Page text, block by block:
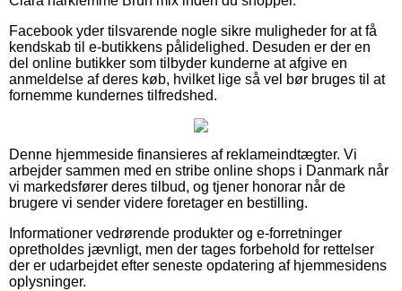
Facebook yder tilsvarende nogle sikre muligheder for at få
kendskab til e-butikkens pålidelighed. Desuden er der en
del online butikker som tilbyder kunderne at afgive en
anmeldelse af deres køb, hvilket lige så vel bør bruges til at
fornemme kundernes tilfredshed.
Denne hjemmeside finansieres af reklameindtægter. Vi
arbejder sammen med en stribe online shops i Danmark når
vi markedsfører deres tilbud, og tjener honorar når de
brugere vi sender videre foretager en bestilling.
Informationer vedrørende produkter og e-forretninger
opretholdes jævnligt, men der tages forbehold for rettelser
der er udarbejdet efter seneste opdatering af hjemmesidens
oplysninger.